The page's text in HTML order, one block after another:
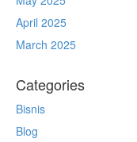
April 2025
March 2025
Categories
Bisnis
Blog